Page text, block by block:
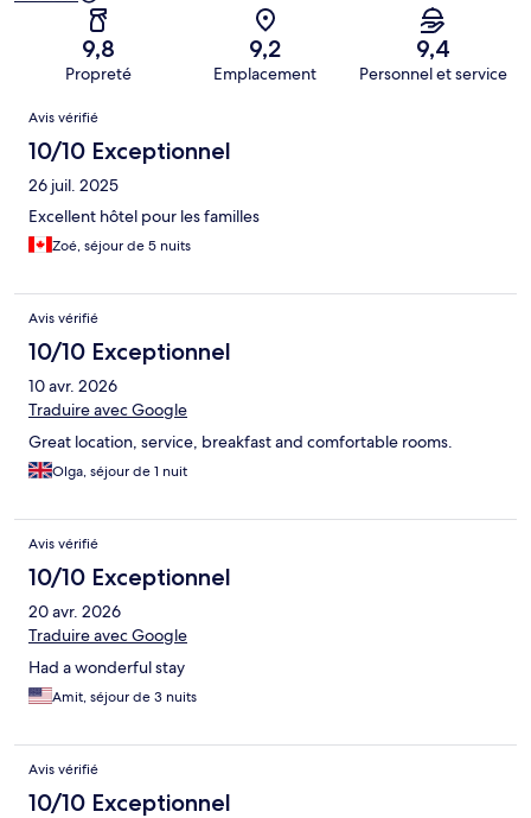
9,8
Propreté
9,2
Emplacement
9,4
Personnel et service
Avis
Avis vérifié
10/10 Exceptionnel
26 juil. 2025
Excellent hôtel pour les familles
Zoé, séjour de 5 nuits
Avis vérifié
10/10 Exceptionnel
10 avr. 2026
Traduire avec Google
Great location, service, breakfast and comfortable rooms.
Olga, séjour de 1 nuit
Avis vérifié
10/10 Exceptionnel
20 avr. 2026
Traduire avec Google
Had a wonderful stay
Amit, séjour de 3 nuits
Avis vérifié
10/10 Exceptionnel